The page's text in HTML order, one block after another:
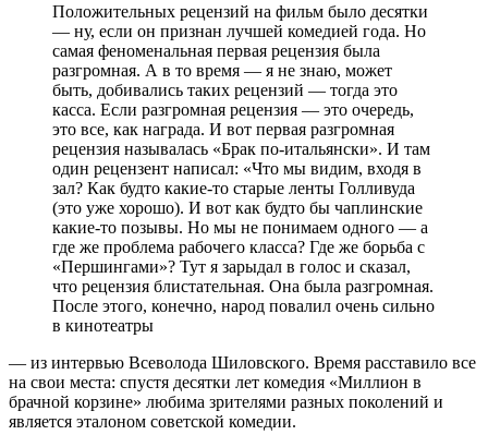
Положительных рецензий на фильм было десятки
— ну, если он признан лучшей комедией года. Но
самая феноменальная первая рецензия была
разгромная. А в то время — я не знаю, может
быть, добивались таких рецензий — тогда это
касса. Если разгромная рецензия — это очередь,
это все, как награда. И вот первая разгромная
рецензия называлась «Брак по-итальянски». И там
один рецензент написал: «Что мы видим, входя в
зал? Как будто какие-то старые ленты Голливуда
(это уже хорошо). И вот как будто бы чаплинские
какие-то позывы. Но мы не понимаем одного — а
где же проблема рабочего класса? Где же борьба с
«Першингами»? Тут я зарыдал в голос и сказал,
что рецензия блистательная. Она была разгромная.
После этого, конечно, народ повалил очень сильно
в кинотеатры
— из интервью Всеволода Шиловского. Время расставило все
на свои места: спустя десятки лет комедия «Миллион в
брачной корзине» любима зрителями разных поколений и
является эталоном советской комедии.